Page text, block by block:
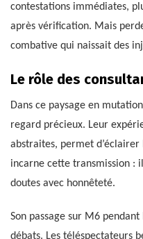
contestations immédiates,
après vérification. Mais
combative qui naissait des
Le rôle des
Dans ce paysage en
regard précieux. Leur
abstraites, permet
incarne cette transmission :
doutes avec honnêteté.
Son passage sur M6
débats. Les téléspectateurs